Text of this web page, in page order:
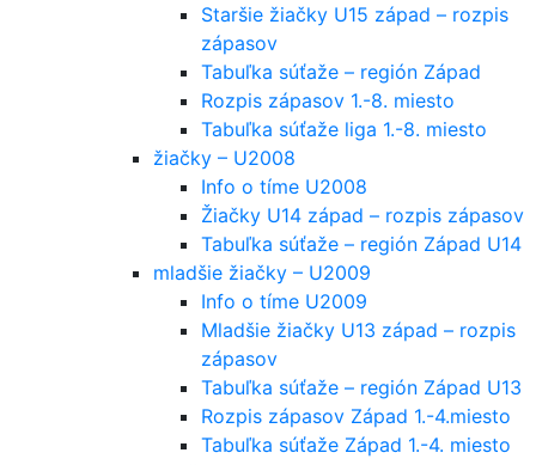
Staršie žiačky U15 západ – rozpis
zápasov
Tabuľka súťaže – región Západ
Rozpis zápasov 1.-8. miesto
Tabuľka súťaže liga 1.-8. miesto
žiačky – U2008
Info o tíme U2008
Žiačky U14 západ – rozpis zápasov
Tabuľka súťaže – región Západ U14
mladšie žiačky – U2009
Info o tíme U2009
Mladšie žiačky U13 západ – rozpis
zápasov
Tabuľka súťaže – región Západ U13
Rozpis zápasov Západ 1.-4.miesto
Tabuľka súťaže Západ 1.-4. miesto